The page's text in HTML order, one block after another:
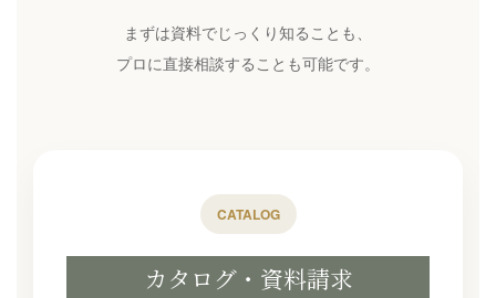
まずは資料でじっくり知ることも、
プロに直接相談することも可能です。
CATALOG
カタログ・資料請求